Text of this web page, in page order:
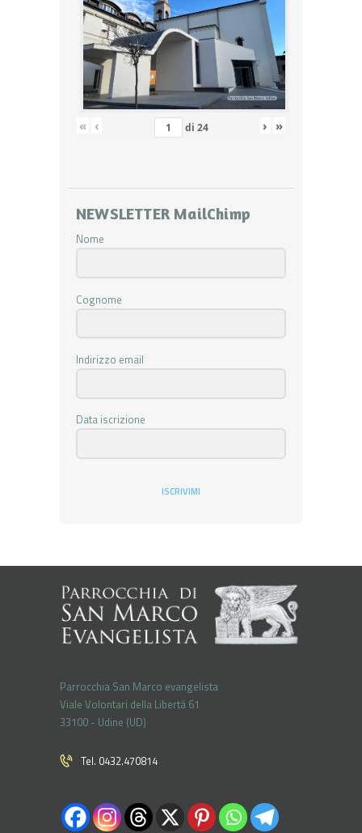
« ‹ di 24 › »
NEWSLETTER MailChimp
Nome
Cognome
Indirizzo email
Data iscrizione
ISCRIVIMI
Parrocchia San Marco evangelista
Viale Volontari della Libertá 61
33100 - Udine (UD)
Tel. 0432.470814